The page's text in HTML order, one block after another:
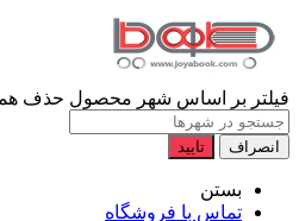
فیلتر بر اساس شهر محصول حذف
انصراف تایید
بستن
تماس با فروشگاه